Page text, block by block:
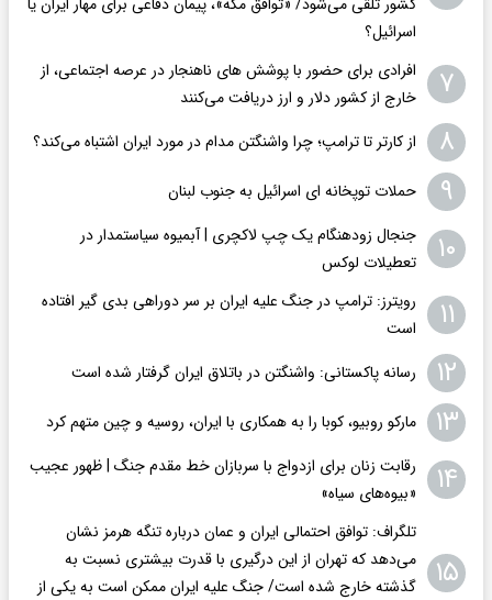
اسرائیل؟
۷
افرادی برای حضور با پوشش های ناهنجار در عرصه اجتماعی، از
خارج از کشور دلار و ارز دریافت می‌کنند
۸ از کارتر تا ترامپ؛ چرا واشنگتن مدام در مورد ایران اشتباه می‌کند؟
۹ حملات توپخانه ای اسرائیل به جنوب لبنان
۱۰
جنجال زودهنگام یک چپ لاکچری | آبمیوه سیاستمدار در
تعطیلات لوکس
۱۱
رویترز: ترامپ در جنگ علیه ایران بر سر دوراهی بدی گیر افتاده
است
۱۲ رسانه پاکستانی: واشنگتن در باتلاق ایران گرفتار شده است
۱۳ مارکو روبیو، کوبا را به همکاری با ایران، روسیه و چین متهم کرد
۱۴
رقابت زنان برای ازدواج با سربازان خط مقدم جنگ | ظهور عجیب
«بیوه‌های سیاه»
۱۵
تلگراف: توافق احتمالی ایران و عمان درباره تنگه هرمز نشان
می‌دهد که تهران از این درگیری با قدرت بیشتری نسبت به
گذشته خارج شده است/ جنگ علیه ایران ممکن است به یکی از